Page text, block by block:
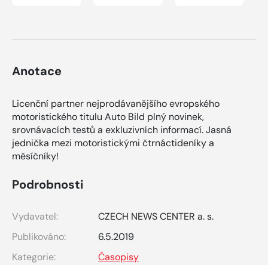
Anotace
Licenční partner nejprodávanějšího evropského
motoristického titulu Auto Bild plný novinek,
srovnávacích testů a exkluzivních informací. Jasná
jednička mezi motoristickými čtrnáctideníky a
měsíčníky!
Podrobnosti
Vydavatel:
CZECH NEWS CENTER a. s.
Publikováno:
6.5.2019
Kategorie:
Časopisy